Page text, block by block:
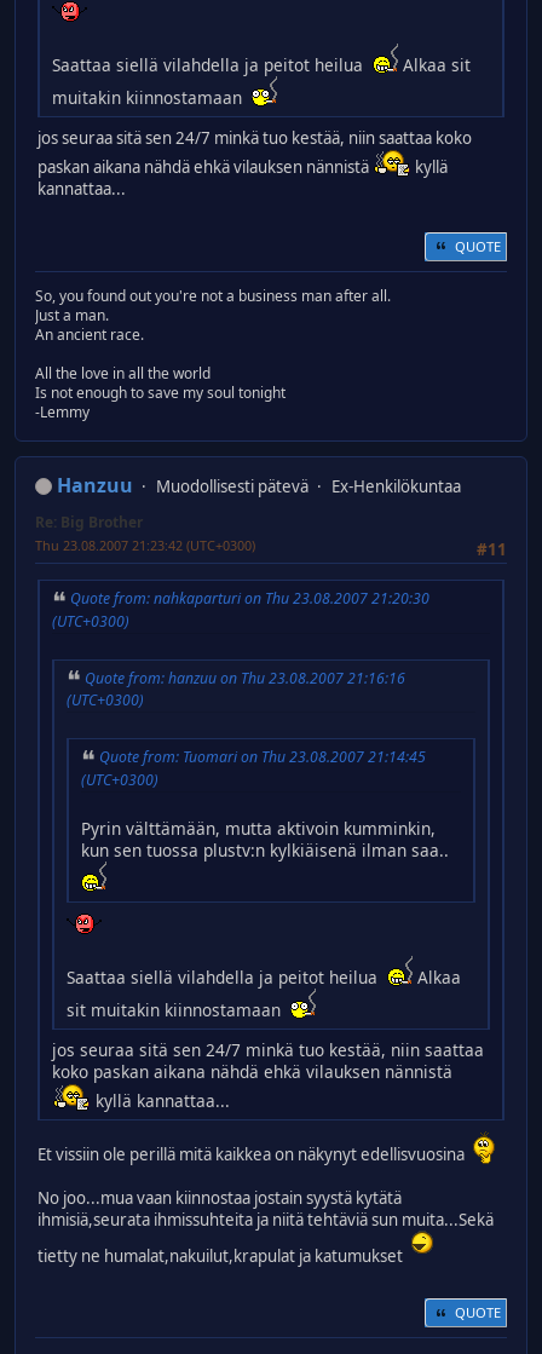
Saattaa siellä vilahdella ja peitot heilua
Alkaa sit
muitakin kiinnostamaan
jos seuraa sitä sen 24/7 minkä tuo kestää, niin saattaa koko
paskan aikana nähdä ehkä vilauksen nännistä
kyllä
kannattaa...
QUOTE
So, you found out you're not a business man after all.
Just a man.
An ancient race.
All the love in all the world
Is not enough to save my soul tonight
-Lemmy
Hanzuu Muodollisesti pätevä Ex-Henkilökuntaa
Re: Big Brother
#11
Thu 23.08.2007 21:23:42 (UTC+0300)
Quote from: nahkaparturi on Thu 23.08.2007 21:20:30
(UTC+0300)
Quote from: hanzuu on Thu 23.08.2007 21:16:16
(UTC+0300)
Quote from: Tuomari on Thu 23.08.2007 21:14:45
(UTC+0300)
Pyrin välttämään, mutta aktivoin kumminkin,
kun sen tuossa plustv:n kylkiäisenä ilman saa..
Saattaa siellä vilahdella ja peitot heilua
Alkaa
sit muitakin kiinnostamaan
jos seuraa sitä sen 24/7 minkä tuo kestää, niin saattaa
koko paskan aikana nähdä ehkä vilauksen nännistä
kyllä kannattaa...
Et vissiin ole perillä mitä kaikkea on näkynyt edellisvuosina
No joo...mua vaan kiinnostaa jostain syystä kytätä
ihmisiä,seurata ihmissuhteita ja niitä tehtäviä sun muita...Sekä
tietty ne humalat,nakuilut,krapulat ja katumukset
QUOTE